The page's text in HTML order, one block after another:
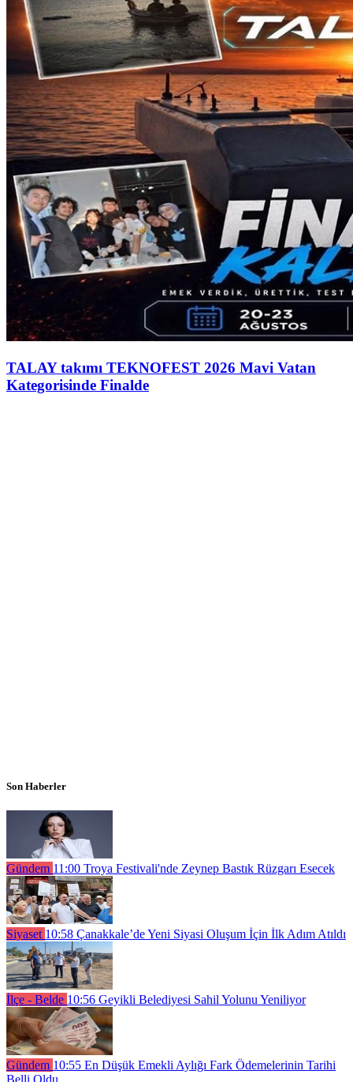
TALAY takımı TEKNOFEST 2026 Mavi Vatan
Kategorisinde Finalde
Son Haberler
Gündem 11:00 Troya Festivali'nde Zeynep Bastık Rüzgarı Esecek
Siyaset 10:58 Çanakkale’de Yeni Siyasi Oluşum İçin İlk Adım Atıldı
İlçe - Belde 10:56 Geyikli Belediyesi Sahil Yolunu Yeniliyor
Gündem 10:55 En Düşük Emekli Aylığı Fark Ödemelerinin Tarihi
Belli Oldu